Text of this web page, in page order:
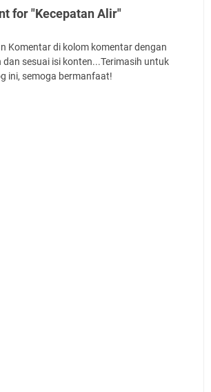
for "Kecepatan Alir"
Komentar di kolom komentar dengan
dan sesuai isi konten...Terimasih untuk
ini, semoga bermanfaat!